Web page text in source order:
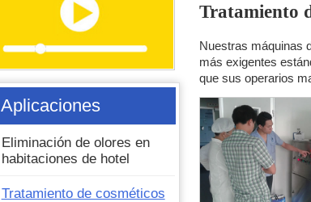
Tratamiento
Nuestras máquinas
más exigentes
que sus operarios
Aplicaciones
Eliminación de olores en
habitaciones de hotel
Tratamiento de cosméticos